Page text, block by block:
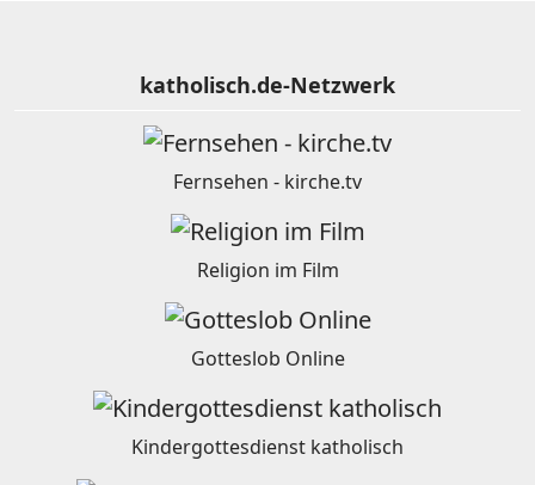
katholisch.de-Netzwerk
Fernsehen - kirche.tv
Religion im Film
Gotteslob Online
Kindergottesdienst katholisch